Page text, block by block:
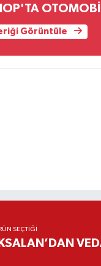
Görüntüle
SEÇTIĞI